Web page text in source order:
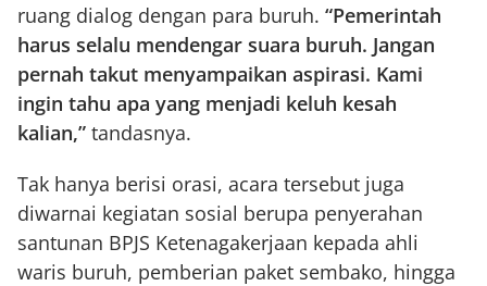
ruang dialog dengan para buruh. “Pemerintah
harus selalu mendengar suara buruh. Jangan
pernah takut menyampaikan aspirasi. Kami
ingin tahu apa yang menjadi keluh kesah
kalian,” tandasnya.
Tak hanya berisi orasi, acara tersebut juga
diwarnai kegiatan sosial berupa penyerahan
santunan BPJS Ketenagakerjaan kepada ahli
waris buruh, pemberian paket sembako, hingga